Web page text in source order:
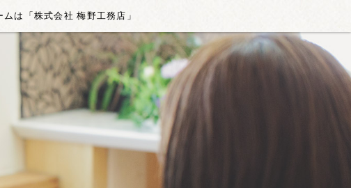
は「株式会社 梅野工務店」